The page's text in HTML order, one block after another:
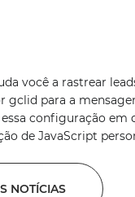
você a rastrear
gclid para a
configuração em
de JavaScript
NOTÍCIAS